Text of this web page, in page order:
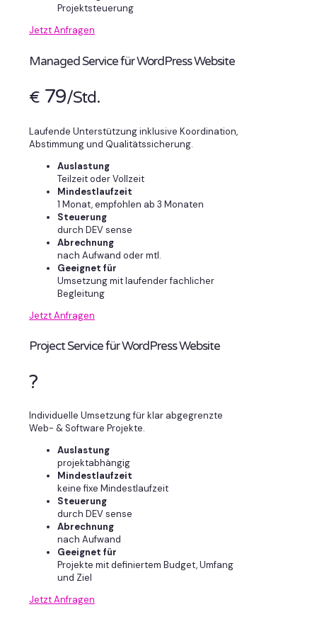
Projektsteuerung
Jetzt Anfragen
Managed Service für WordPress Website
€ 79/Std.
Laufende Unterstützung inklusive Koordination,
Abstimmung und Qualitätssicherung.
Auslastung
Teilzeit oder Vollzeit
Mindestlaufzeit
1 Monat, empfohlen ab 3 Monaten
Steuerung
durch DEV sense
Abrechnung
nach Aufwand oder mtl.
Geeignet für
Umsetzung mit laufender fachlicher
Begleitung
Jetzt Anfragen
Project Service für WordPress Website
?
Individuelle Umsetzung für klar abgegrenzte
Web- & Software Projekte.
Auslastung
projektabhängig
Mindestlaufzeit
keine fixe Mindestlaufzeit
Steuerung
durch DEV sense
Abrechnung
nach Aufwand
Geeignet für
Projekte mit definiertem Budget, Umfang
und Ziel
Jetzt Anfragen